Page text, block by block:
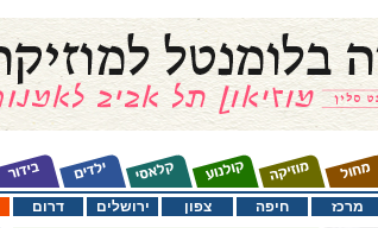
דרום ירושלים צפון חיפה מרכז